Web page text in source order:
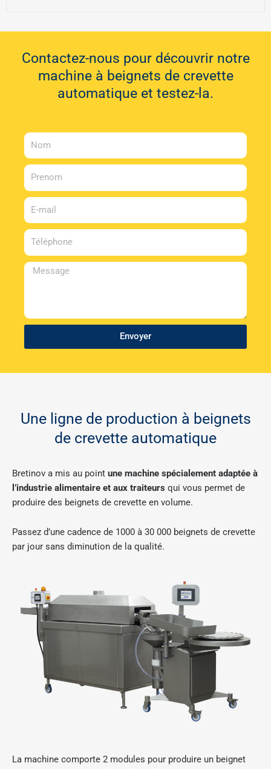
Contactez-nous pour découvrir notre
machine à beignets de crevette
automatique et testez-la.
Nom
Prenom
E-
mail
Téléphone
Message
Envoyer
Une ligne de production à beignets
de crevette automatique
Bretinov a mis au point une machine spécialement adaptée à
l’industrie alimentaire et aux traiteurs qui vous permet de
produire des beignets de crevette en volume.
Passez d’une cadence de 1000 à 30 000 beignets de crevette
par jour sans diminution de la qualité.
La machine comporte 2 modules pour produire un beignet